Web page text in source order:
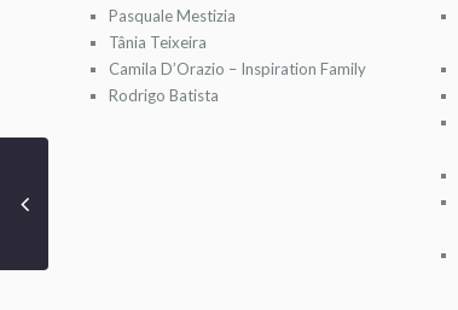
Pasquale Mestizia
Tânia Teixeira
Camila D’Orazio – Inspiration Family
Rodrigo Batista